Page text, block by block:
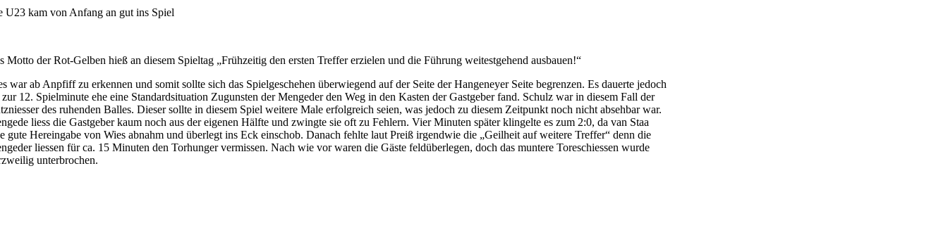
U23 kam von Anfang an gut ins Spiel
Motto der Rot-Gelben hieß an diesem Spieltag „Frühzeitig den ersten Treffer erzielen und die Führung weitestgehend ausbauen!“
war ab Anpfiff zu erkennen und somit sollte sich das Spielgeschehen überwiegend auf der Seite der Hangeneyer Seite begrenzen. Es dauerte jedoch
zur 12. Spielminute ehe eine Standardsituation Zugunsten der Mengeder den Weg in den Kasten der Gastgeber fand. Schulz war in diesem Fall der
des ruhenden Balles. Dieser sollte in diesem Spiel weitere Male erfolgreich seien, was jedoch zu diesem Zeitpunkt noch nicht absehbar war.
liess die Gastgeber kaum noch aus der eigenen Hälfte und zwingte sie oft zu Fehlern. Vier Minuten später klingelte es zum 2:0, da van Staa
gute Hereingabe von Wies abnahm und überlegt ins Eck einschob. Danach fehlte laut Preiß irgendwie die „Geilheit auf weitere Treffer“ denn die
liessen für ca. 15 Minuten den Torhunger vermissen. Nach wie vor waren die Gäste feldüberlegen, doch das muntere Toreschiessen wurde
unterbrochen.